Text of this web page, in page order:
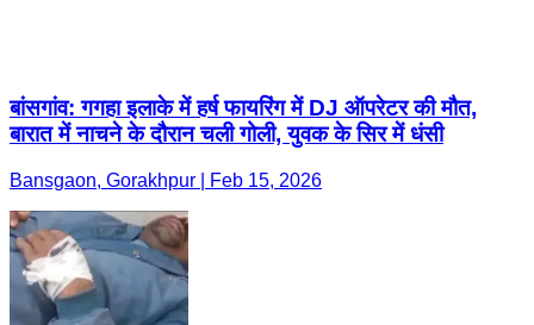
बांसगांव: गगहा इलाके में हर्ष फायरिंग में DJ ऑपरेटर की मौत,
बारात में नाचने के दौरान चली गोली, युवक के सिर में धंसी
Bansgaon, Gorakhpur | Feb 15, 2026